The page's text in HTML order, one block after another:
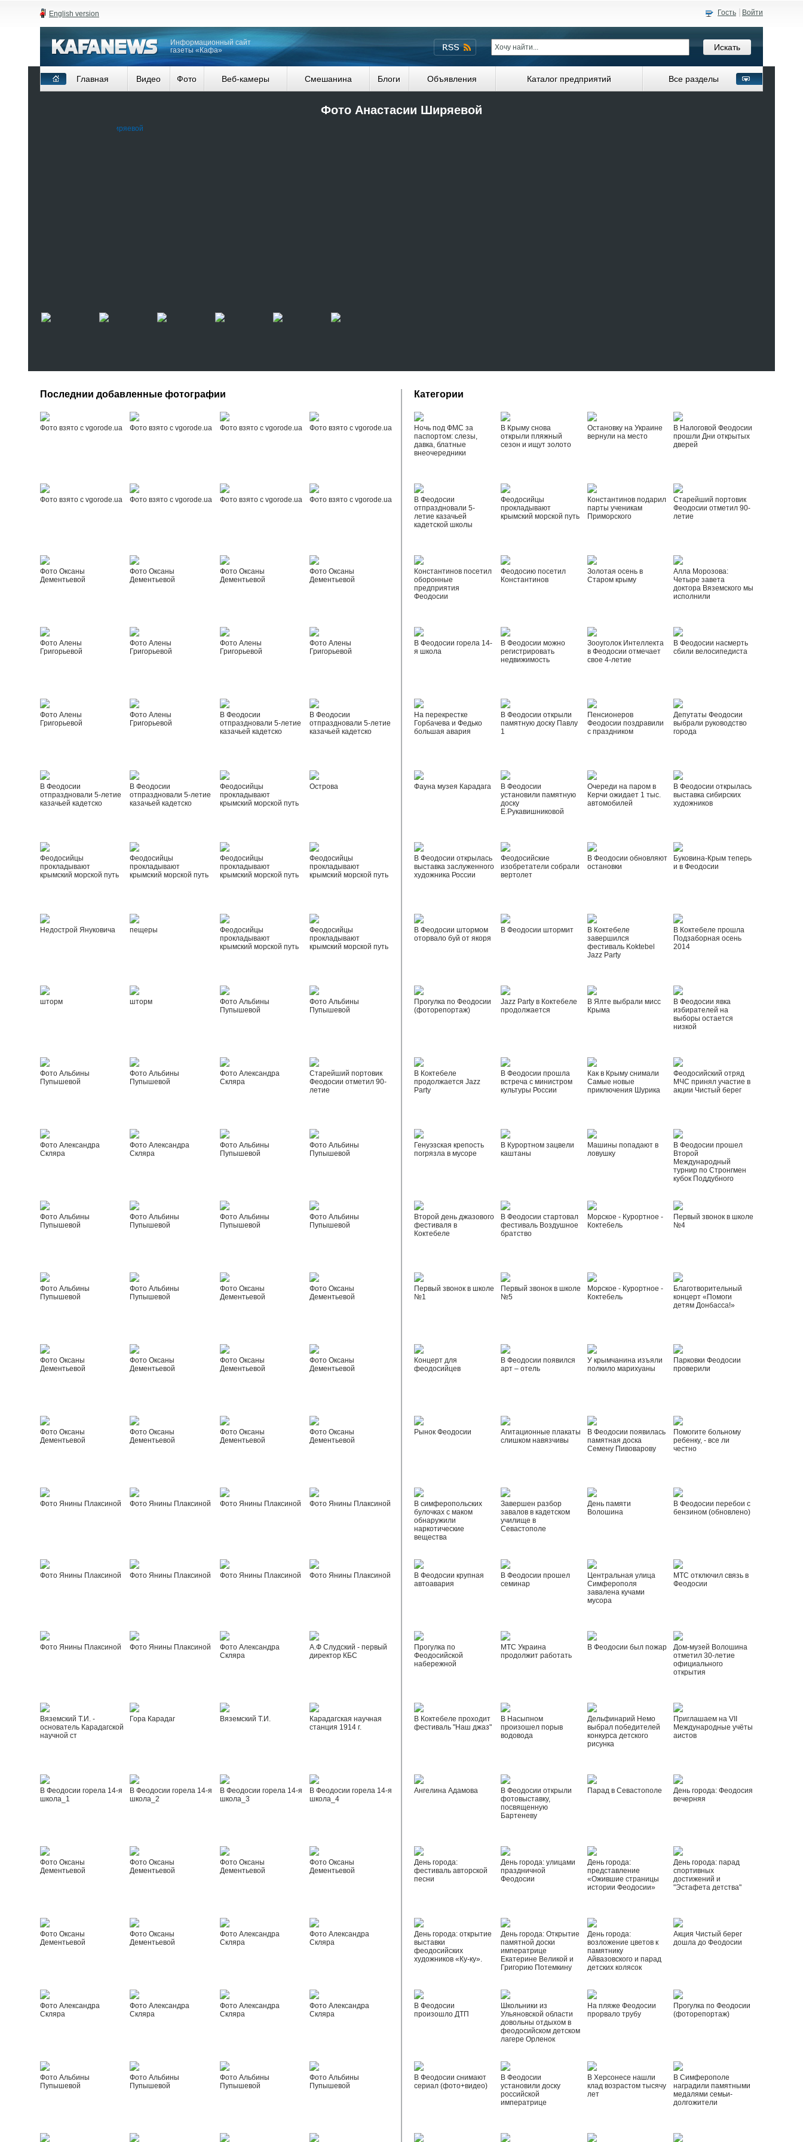
English version Гость Войти
Информационный сайт
газеты «Кафа»
Главная Видео Фото Веб-камеры Смешанина Блоги Объявления Каталог предприятий Все разделы
Фото Анастасии Ширяевой
Последнии добавленные фотографии
Фото взято с vgorode.ua Фото взято с vgorode.ua Фото взято с vgorode.ua Фото взято с vgorode.ua
Фото взято с vgorode.ua Фото взято с vgorode.ua Фото взято с vgorode.ua Фото взято с vgorode.ua
Фото Оксаны
Дементьевой
Фото Оксаны
Дементьевой
Фото Оксаны
Дементьевой
Фото Оксаны
Дементьевой
Фото Алены
Григорьевой
Фото Алены
Григорьевой
Фото Алены
Григорьевой
Фото Алены
Григорьевой
Фото Алены
Григорьевой
Фото Алены
Григорьевой
В Феодосии
отпраздновали 5-летие
казачьей кадетско
В Феодосии
отпраздновали 5-летие
казачьей кадетско
В Феодосии
отпраздновали 5-летие
казачьей кадетско
В Феодосии
отпраздновали 5-летие
казачьей кадетско
Феодосийцы
прокладывают
крымский морской путь
Острова
Феодосийцы
прокладывают
крымский морской путь
Феодосийцы
прокладывают
крымский морской путь
Феодосийцы
прокладывают
крымский морской путь
Феодосийцы
прокладывают
крымский морской путь
Недострой Януковича пещеры
Феодосийцы
прокладывают
крымский морской путь
Феодосийцы
прокладывают
крымский морской путь
шторм шторм
Фото Альбины
Пупышевой
Фото Альбины
Пупышевой
Фото Альбины
Пупышевой
Фото Альбины
Пупышевой
Фото Александра
Скляра
Старейший портовик
Феодосии отметил 90-
летие
Фото Александра
Скляра
Фото Александра
Скляра
Фото Альбины
Пупышевой
Фото Альбины
Пупышевой
Фото Альбины
Пупышевой
Фото Альбины
Пупышевой
Фото Альбины
Пупышевой
Фото Альбины
Пупышевой
Фото Альбины
Пупышевой
Фото Альбины
Пупышевой
Фото Оксаны
Дементьевой
Фото Оксаны
Дементьевой
Фото Оксаны
Дементьевой
Фото Оксаны
Дементьевой
Фото Оксаны
Дементьевой
Фото Оксаны
Дементьевой
Фото Оксаны
Дементьевой
Фото Оксаны
Дементьевой
Фото Оксаны
Дементьевой
Фото Оксаны
Дементьевой
Фото Янины Плаксиной Фото Янины Плаксиной Фото Янины Плаксиной Фото Янины Плаксиной
Фото Янины Плаксиной Фото Янины Плаксиной Фото Янины Плаксиной Фото Янины Плаксиной
Фото Янины Плаксиной Фото Янины Плаксиной
Фото Александра
Скляра
А.Ф Слудский - первый
директор КБС
Вяземский Т.И. -
основатель Карадагской
научной ст
Гора Карадаг Вяземский Т.И.
Карадагская научная
станция 1914 г.
В Феодосии горела 14-я
школа_1
В Феодосии горела 14-я
школа_2
В Феодосии горела 14-я
школа_3
В Феодосии горела 14-я
школа_4
Фото Оксаны
Дементьевой
Фото Оксаны
Дементьевой
Фото Оксаны
Дементьевой
Фото Оксаны
Дементьевой
Фото Оксаны
Дементьевой
Фото Оксаны
Дементьевой
Фото Александра
Скляра
Фото Александра
Скляра
Фото Александра
Скляра
Фото Александра
Скляра
Фото Александра
Скляра
Фото Александра
Скляра
Фото Альбины
Пупышевой
Фото Альбины
Пупышевой
Фото Альбины
Пупышевой
Фото Альбины
Пупышевой
Категории
Ночь под ФМС за
паспортом: слезы,
давка, блатные
внеочередники
В Крыму снова
открыли пляжный
сезон и ищут золото
Остановку на Украине
вернули на место
В Налоговой Феодосии
прошли Дни открытых
дверей
В Феодосии
отпраздновали 5-
летие казачьей
кадетской школы
Феодосийцы
прокладывают
крымский морской путь
Константинов подарил
парты ученикам
Приморского
Старейший портовик
Феодосии отметил 90-
летие
Константинов посетил
оборонные
предприятия
Феодосии
Феодосию посетил
Константинов
Золотая осень в
Старом крыму
Алла Морозова:
Четыре завета
доктора Вяземского мы
исполнили
В Феодосии горела 14-
я школа
В Феодосии можно
регистрировать
недвижимость
Зооуголок Интеллекта
в Феодосии отмечает
свое 4-летие
В Феодосии насмерть
сбили велосипедиста
На перекрестке
Горбачева и Федько
большая авария
В Феодосии открыли
памятную доску Павлу
1
Пенсионеров
Феодосии поздравили
с праздником
Депутаты Феодосии
выбрали руководство
города
Фауна музея Карадага
В Феодосии
установили памятную
доску
Е.Рукавишниковой
Очереди на паром в
Керчи ожидает 1 тыс.
автомобилей
В Феодосии открылась
выставка сибирских
художников
В Феодосии открылась
выставка заслуженного
художника России
Феодосийские
изобретатели собрали
вертолет
В Феодосии обновляют
остановки
Буковина-Крым теперь
и в Феодосии
В Феодосии штормом
оторвало буй от якоря
В Феодосии штормит
В Коктебеле
завершился
фестиваль Koktebel
Jazz Party
В Коктебеле прошла
Подзаборная осень
2014
Прогулка по Феодосии
(фоторепортаж)
Jazz Party в Коктебеле
продолжается
В Ялте выбрали мисс
Крыма
В Феодосии явка
избирателей на
выборы остается
низкой
В Коктебеле
продолжается Jazz
Party
В Феодосии прошла
встреча с министром
культуры России
Как в Крыму снимали
Самые новые
приключения Шурика
Феодосийский отряд
МЧС принял участие в
акции Чистый берег
Генуэзская крепость
погрязла в мусоре
В Курортном зацвели
каштаны
Машины попадают в
ловушку
В Феодосии прошел
Второй
Международный
турнир по Стронгмен
кубок Поддубного
Второй день джазового
фестиваля в
Коктебеле
В Феодосии стартовал
фестиваль Воздушное
братство
Морское - Курортное -
Коктебель
Первый звонок в школе
№4
Первый звонок в школе
№1
Первый звонок в школе
№5
Морское - Курортное -
Коктебель
Благотворительный
концерт «Помоги
детям Донбасса!»
Концерт для
феодосийцев
В Феодосии появился
арт – отель
У крымчанина изъяли
полкило марихуаны
Парковки Феодосии
проверили
Рынок Феодосии
Агитационные плакаты
слишком навязчивы
В Феодосии появилась
памятная доска
Семену Пивоварову
Помогите больному
ребенку, - все ли
честно
В симферопольских
булочках с маком
обнаружили
наркотические
вещества
Завершен разбор
завалов в кадетском
училище в
Севастополе
День памяти
Волошина
В Феодосии перебои с
бензином (обновлено)
В Феодосии крупная
автоавария
В Феодосии прошел
семинар
Центральная улица
Симферополя
завалена кучами
мусора
МТС отключил связь в
Феодосии
Прогулка по
Феодосийской
набережной
МТС Украина
продолжит работать
В Феодосии был пожар
Дом-музей Волошина
отметил 30-летие
официального
открытия
В Коктебеле проходит
фестиваль "Наш джаз"
В Насыпном
произошел порыв
водовода
Дельфинарий Немо
выбрал победителей
конкурса детского
рисунка
Приглашаем на VII
Международные учёты
аистов
Ангелина Адамова
В Феодосии открыли
фотовыставку,
посвященную
Бартеневу
Парад в Севастополе
День города: Феодосия
вечерняя
День города:
фестиваль авторской
песни
День города: улицами
праздничной
Феодосии
День города:
представление
«Ожившие страницы
истории Феодосии»
День города: парад
спортивных
достижений и
"Эстафета детства"
День города: открытие
выставки
феодосийских
художников «Ку-ку».
День города: Открытие
памятной доски
императрице
Екатерине Великой и
Григорию Потемкину
День города:
возложение цветов к
памятнику
Айвазовского и парад
детских колясок
Акция Чистый берег
дошла до Феодосии
В Феодосии
произошло ДТП
Школьники из
Ульяновской области
довольны отдыхом в
феодосийском детском
лагере Орленок
На пляже Феодосии
прорвало трубу
Прогулка по Феодосии
(фоторепортаж)
В Феодосии снимают
сериал (фото+видео)
В Феодосии
установили доску
российской
императрице
В Херсонесе нашли
клад возрастом тысячу
лет
В Симферополе
наградили памятными
медалями семьи-
долгожители